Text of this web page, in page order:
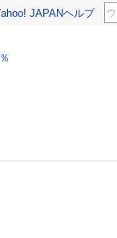
JAPANヘルプ